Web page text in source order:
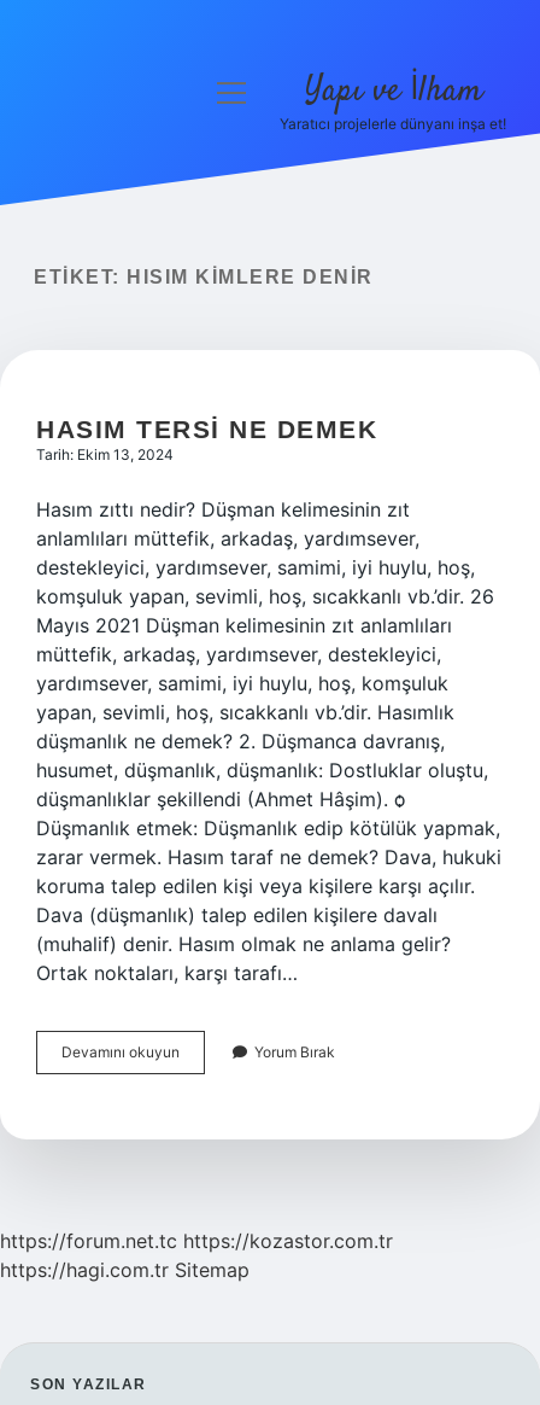
Yasal Uyarı
menüyü
Yapı ve İlham
Yaratıcı projelerle dünyanı inşa et!
ETIKET: HISIM KIMLERE DENIR
HASIM TERSI NE DEMEK
Tarih: Ekim 13, 2024
Hasım zıttı nedir? Düşman kelimesinin zıt
anlamlıları müttefik, arkadaş, yardımsever,
destekleyici, yardımsever, samimi, iyi huylu, hoş,
komşuluk yapan, sevimli, hoş, sıcakkanlı vb.’dir. 26
Mayıs 2021 Düşman kelimesinin zıt anlamlıları
müttefik, arkadaş, yardımsever, destekleyici,
yardımsever, samimi, iyi huylu, hoş, komşuluk
yapan, sevimli, hoş, sıcakkanlı vb.’dir. Hasımlık
düşmanlık ne demek? 2. Düşmanca davranış,
husumet, düşmanlık, düşmanlık: Dostluklar oluştu,
düşmanlıklar şekillendi (Ahmet Hâşim). ѻ
Düşmanlık etmek: Düşmanlık edip kötülük yapmak,
zarar vermek. Hasım taraf ne demek? Dava, hukuki
koruma talep edilen kişi veya kişilere karşı açılır.
Dava (düşmanlık) talep edilen kişilere davalı
(muhalif) denir. Hasım olmak ne anlama gelir?
Ortak noktaları, karşı tarafı…
Devamını okuyun
Tersi
Yorum Bırak
https://forum.net.tc https://kozastor.com.tr
https://hagi.com.tr Sitemap
SON YAZILAR